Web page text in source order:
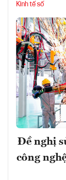
Kinh tế số
Đề nghị
công